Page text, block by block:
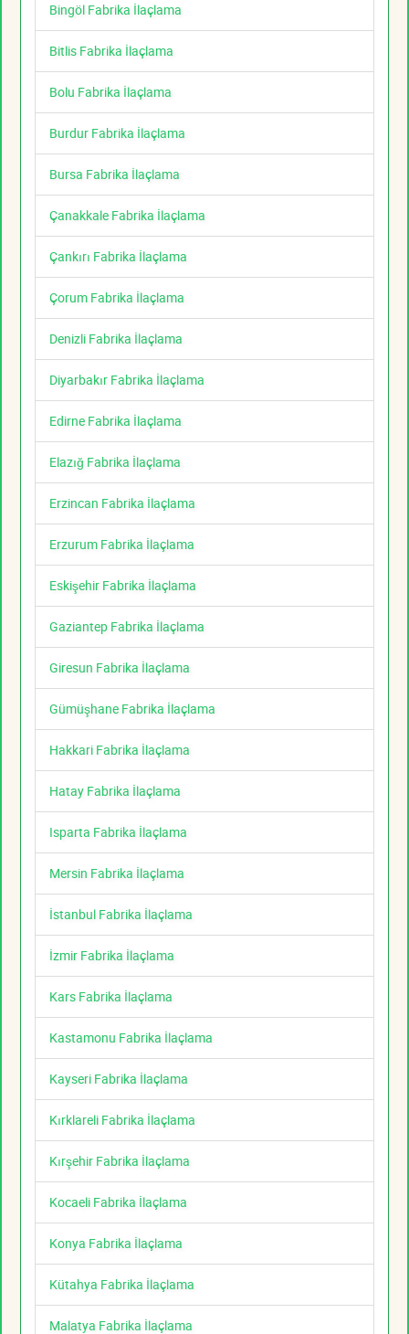
Bingöl Fabrika İlaçlama
Bitlis Fabrika İlaçlama
Bolu Fabrika İlaçlama
Burdur Fabrika İlaçlama
Bursa Fabrika İlaçlama
Çanakkale Fabrika İlaçlama
Çankırı Fabrika İlaçlama
Çorum Fabrika İlaçlama
Denizli Fabrika İlaçlama
Diyarbakır Fabrika İlaçlama
Edirne Fabrika İlaçlama
Elazığ Fabrika İlaçlama
Erzincan Fabrika İlaçlama
Erzurum Fabrika İlaçlama
Eskişehir Fabrika İlaçlama
Gaziantep Fabrika İlaçlama
Giresun Fabrika İlaçlama
Gümüşhane Fabrika İlaçlama
Hakkari Fabrika İlaçlama
Hatay Fabrika İlaçlama
Isparta Fabrika İlaçlama
Mersin Fabrika İlaçlama
İstanbul Fabrika İlaçlama
İzmir Fabrika İlaçlama
Kars Fabrika İlaçlama
Kastamonu Fabrika İlaçlama
Kayseri Fabrika İlaçlama
Kırklareli Fabrika İlaçlama
Kırşehir Fabrika İlaçlama
Kocaeli Fabrika İlaçlama
Konya Fabrika İlaçlama
Kütahya Fabrika İlaçlama
Malatya Fabrika İlaçlama